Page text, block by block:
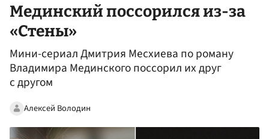
Мединский поссорился из-за
«Стены»
Мини-сериал Дмитрия Месхиева по роману
Владимира Мединского поссорил их друг
с другом
Алексей Володин